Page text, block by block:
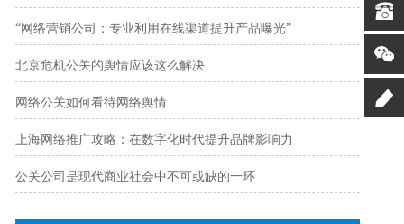
“网络营销公司：专业利用在线渠道提升产品曝光”
北京危机公关的舆情应该这么解决
网络公关如何看待网络舆情
上海网络推广攻略：在数字化时代提升品牌影响力
公关公司是现代商业社会中不可或缺的一环